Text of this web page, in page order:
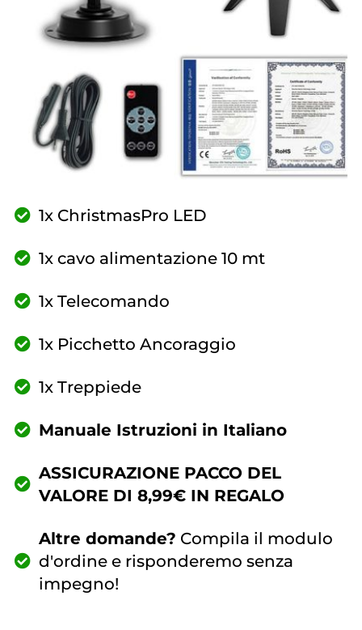
1x ChristmasPro LED
1x cavo alimentazione 10 mt
1x Telecomando
1x Picchetto Ancoraggio
1x Treppiede
Manuale Istruzioni in Italiano
ASSICURAZIONE PACCO DEL
VALORE DI 8,99€ IN REGALO
Altre domande? Compila il modulo
d'ordine e risponderemo senza
impegno!